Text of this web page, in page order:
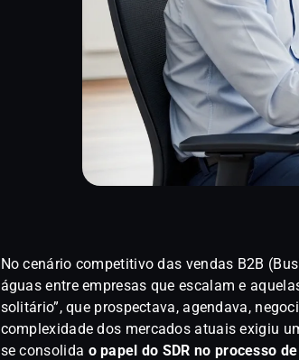
No cenário competitivo das vendas B2B
águas entre empresas que escalam e
solitário”, que prospectava, agendava,
complexidade dos mercados atuais exigiu
se consolida o papel do SDR no processo